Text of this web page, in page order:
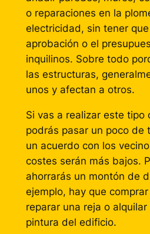
o reparaciones en la
electricidad, sin tener
aprobación o el
inquilinos. Sobre todo
las estructuras,
unos y afectan a otros.
Si vas a realizar este tipo
podrás pasar un poco de
un acuerdo con los
costes serán más bajos.
ahorrarás un montón de
ejemplo, hay que
reparar una reja o
pintura del edificio.